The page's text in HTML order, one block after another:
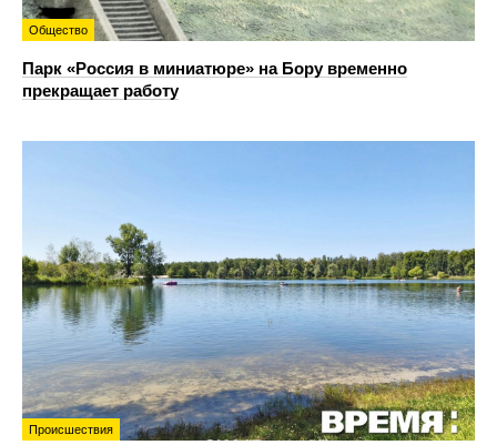
Общество
Парк «Россия в миниатюре» на Бору временно
прекращает работу
Происшествия